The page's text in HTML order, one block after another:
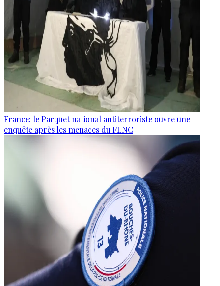
France: le Parquet national antiterroriste ouvre une
enquête après les menaces du FLNC